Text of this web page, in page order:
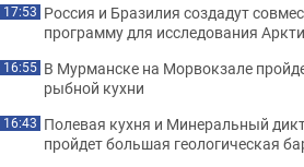
17:53 Россия и Бразилия создадут
программу для исследования
16:55 В Мурманске на Морвокзале
рыбной кухни
16:43 Полевая кухня и Минеральный
пройдет большая геологическая